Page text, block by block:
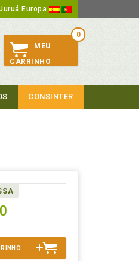
Europa
0
MEU
CARRINHO
CONSINTER